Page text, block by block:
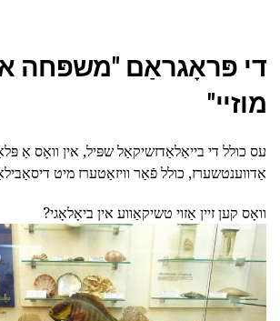
די פּראָגראַם "משפּחה
מוזיי"
עס כולל די בייאַלאַדזשיקאַל שפּיל, אין וואָס אַ
אַדווענטשערז, כולל פֿאַר וויזאַטערז מיט
וואָס קען זיין אַזוי טשיקאַווע אין ביאָלאָגי?